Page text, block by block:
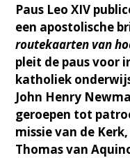
Paus Leo XIV
een apostolische
routekaarten van
pleit de paus voor
katholiek
John Henry
ge­roe­pen tot
mis­sie van de
Thomas van